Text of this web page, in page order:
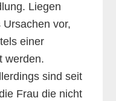
Liegen
vor,
einer
werden.
sind seit
Frau die nicht